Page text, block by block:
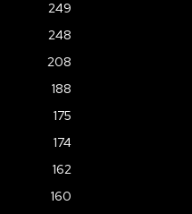
249
248
208
188
175
174
162
160